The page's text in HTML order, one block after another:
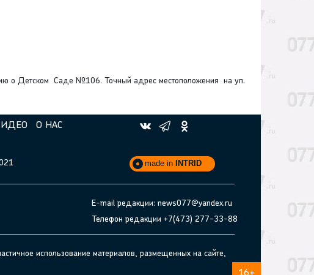
о Детском Саде №106. Точный адрес местоположения на ул.
О НАС
made in INTRID
E-mail редакции: news077@yandex.ru
Телефон редакции +7(473) 277-33-88
использование материалов, размещенных на сайте,